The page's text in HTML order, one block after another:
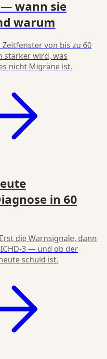
wann sie
warum
von bis zu 60
stärker wird, was
nicht Migräne ist.
in 60
die Warnsignale, dann
3 — und ob der
schuld ist.